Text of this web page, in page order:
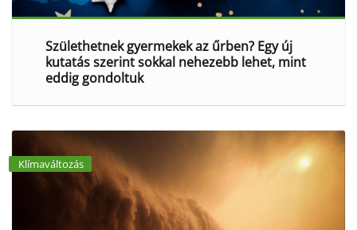
Születhetnek gyermekek az űrben? Egy új
kutatás szerint sokkal nehezebb lehet, mint
eddig gondoltuk
Klímaváltozás